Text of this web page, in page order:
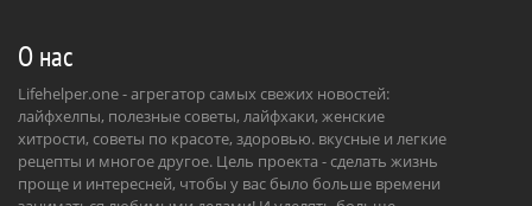
О нас
Lifehelper.one - агрегатор самых свежих новостей:
лайфхелпы, полезные советы, лайфхаки, женские
хитрости, советы по красоте, здоровью. вкусные и легкие
рецепты и многое другое. Цель проекта - сделать жизнь
проще и интересней, чтобы у вас было больше времени